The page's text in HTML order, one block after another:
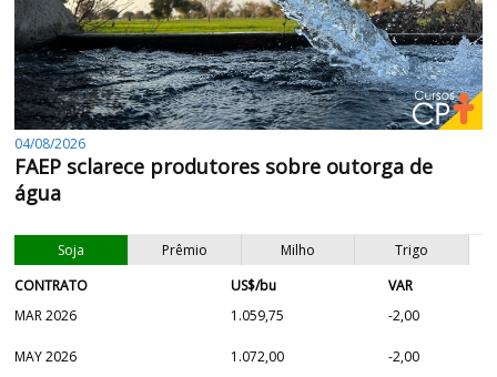
04/08/2026
FAEP sclarece produtores sobre outorga de
água
Soja Prêmio Milho
Trigo
CONTRATO
US$/bu
VAR
MAR 2026
1.059,75 -2,00
MAY 2026 1.072,00 -2,00